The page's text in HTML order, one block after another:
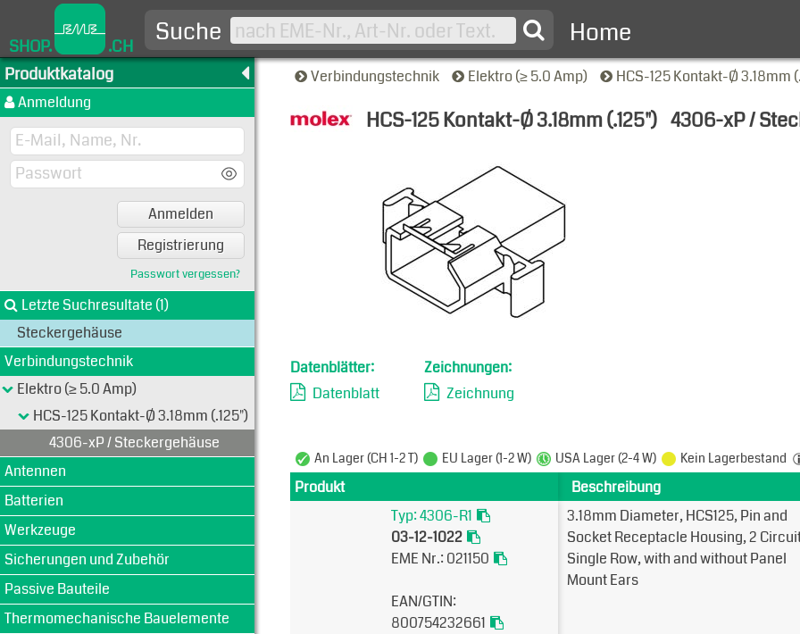
SHOP. .CH Suche Home
Produktkatalog
Anmeldung
Anmelden
Registrierung
Passwort vergessen?
Letzte Suchresultate (1)
Steckergehäuse
Verbindungstechnik
Elektro (≥ 5.0 Amp)
HCS-125 Kontakt-Ø 3.18mm (.125")
4306-xP / Steckergehäuse
Antennen
Batterien
Werkzeuge
Sicherungen und Zubehör
Passive Bauteile
Thermomechanische Bauelemente
Verbindungstechnik Elektro (≥ 5.0 Amp) HCS-125 Kontakt-Ø 3.18mm
HCS-125 Kontakt-Ø 3.18mm (.125") 4306-xP /
Datenblätter:
Datenblatt
Zeichnungen:
Zeichnung
An Lager (CH 1-2 T) EU Lager (1-2 W) USA Lager (2-4 W) Kein Lagerbestand
Produkt Beschreibung
Typ: 4306-R1
03-12-1022
EME Nr.: 021150
EAN/GTIN:
800754232661
3.18mm Diameter, HCS125, Pin and
Socket Receptacle Housing, 2
Single Row, with and without Panel
Mount Ears